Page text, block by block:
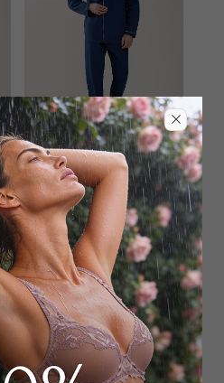
AMBASSADOR
Пижама рубашка / брюки
9 900₽ 22 000 ₽